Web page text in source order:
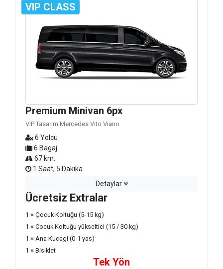
VIP CLASS
Premium Minivan 6px
VIP Tasarım Mercedes Vito Viano
6 Yolcu
6 Bagaj
67 km.
1 Saat, 5 Dakika
Detaylar
Ücretsiz Extralar
1 × Çocuk Koltuğu (5-15 kg)
1 × Cocuk Koltuğu yükseltici (15 / 30 kg)
1 × Ana Kucagi (0-1 yas)
1 × Bisiklet
Tek Yön